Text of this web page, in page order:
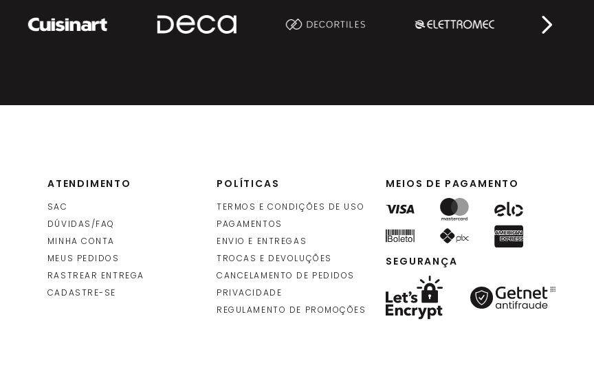
ATENDIMENTO
SAC
DÚVIDAS/FAQ
MINHA CONTA
MEUS PEDIDOS
RASTREAR ENTREGA
CADASTRE-SE
POLÍTICAS
TERMOS E CONDIÇÕES DE USO
PAGAMENTOS
ENVIO E ENTREGAS
TROCAS E DEVOLUÇÕES
CANCELAMENTO DE PEDIDOS
PRIVACIDADE
REGULAMENTO DE PROMOÇÕES
MEIOS DE PAGAMENTO
SEGURANÇA